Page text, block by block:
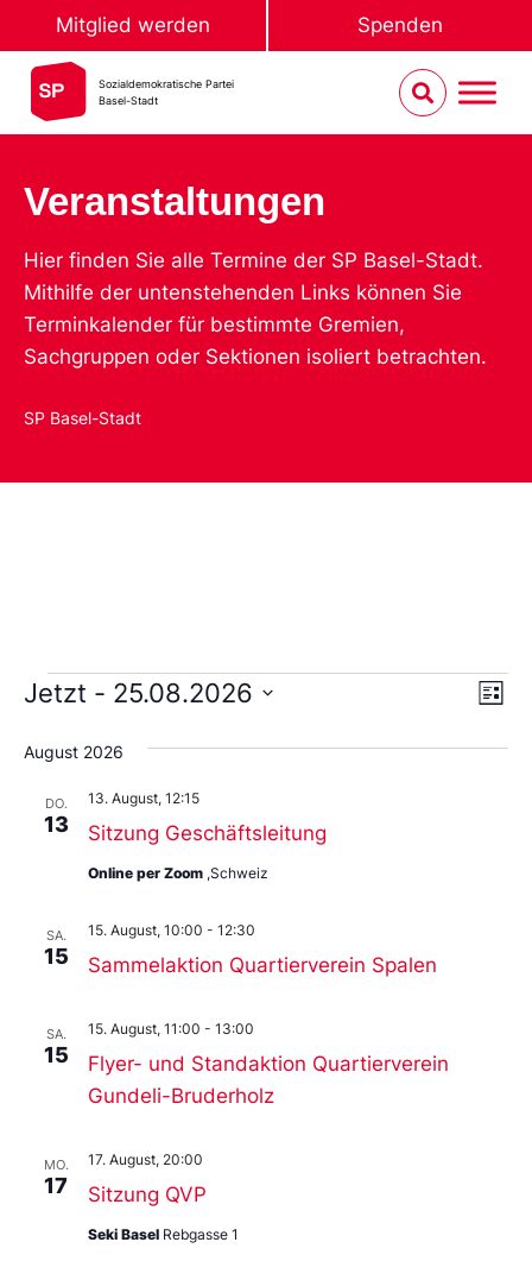
Mitglied werden Spenden
Sozialdemokratische Partei
Basel-Stadt
Veranstaltungen
Hier finden Sie alle Termine der SP Basel-Stadt.
Mithilfe der untenstehenden Links können Sie
Terminkalender für bestimmte Gremien,
Sachgruppen oder Sektionen isoliert betrachten.
SP Basel-Stadt
Liste
Jetzt - 25.08.2026
Sie
das
aus.
August 2026
DO.
13 Sitzung Geschäftsleitung
13. August, 12:15
Online per Zoom ,Schweiz
SA.
15 Sammelaktion Quartierverein Spalen
15. August, 10:00 - 12:30
SA.
15
Flyer- und Standaktion Quartierverein
Gundeli-Bruderholz
15. August, 11:00 - 13:00
MO.
17 Sitzung QVP
17. August, 20:00
Seki Basel Rebgasse 1